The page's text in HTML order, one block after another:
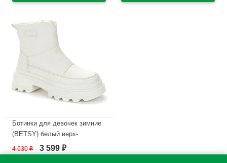
В наличии
Ботинки для девочек зимние
(BETSY) белый верх-
искусственная кожа
подкладка -натуральная
4 630₽ 3 599 ₽